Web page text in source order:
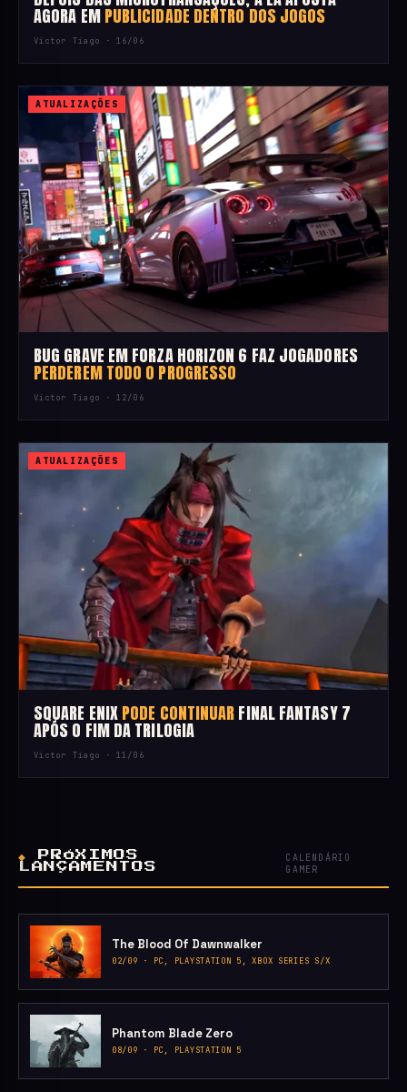
AGORA EMPUBLICIDADE DENTRO DOS JOGOS
Victor Tiago ·16/06
ATUALIZAÇÕES
BUG GRAVE EM FORZA HORIZON 6 FAZ JOGADORES
PERDEREM TODO O PROGRESSO
Victor Tiago ·12/06
ATUALIZAÇÕES
SQUARE ENIXPODE CONTINUARFINAL FANTASY 7
APÓS O FIM DA TRILOGIA
Victor Tiago ·11/06
◆ PRÓXIMOS
LANÇAMENTOS
CALENDÁRIO
GAMER
The Blood Of Dawnwalker
02/09 · PC, PLAYSTATION 5, XBOX SERIES S/X
Phantom Blade Zero
08/09 · PC, PLAYSTATION 5